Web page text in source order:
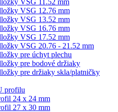
VSG 12.76 mm
VSG 13.52 mm
VSG 16.76 mm
VSG 17.52 mm
VSG 20.76 - 21.52 mm
pre úchyt plechu
pre bodové držiaky
pre držiaky skla/platničky
profilu
24 x 24 mm
27 x 30 mm